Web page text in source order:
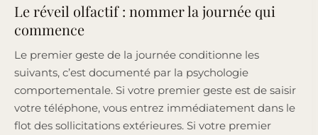
Le réveil olfactif : nommer la journée qui
commence
Le premier geste de la journée conditionne les
suivants, c’est documenté par la psychologie
comportementale. Si votre premier geste est de saisir
votre téléphone, vous entrez immédiatement dans le
flot des sollicitations extérieures. Si votre premier